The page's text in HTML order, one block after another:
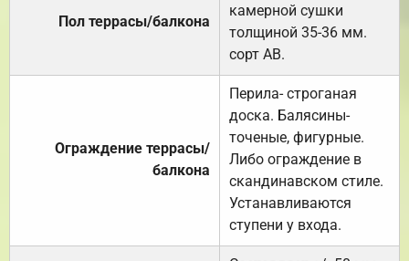
Пол террасы/балкона
камерной сушки
толщиной 35-36 мм.
сорт АВ.
Ограждение террасы/
балкона
Перила- строганая
доска. Балясины-
точеные, фигурные.
Либо ограждение в
скандинавском стиле.
Устанавливаются
ступени у входа.